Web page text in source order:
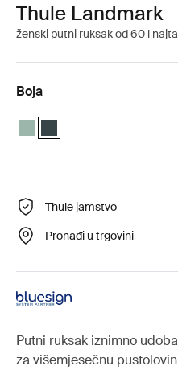
Thule Landmark
ženski putni ruksak od 60 l
Boja
Thule Landmark 60L Women's
Thule Landmark 60L
Thule jamstvo
Pronađi u trgovini
Putni ruksak iznimno
za višemjesečnu